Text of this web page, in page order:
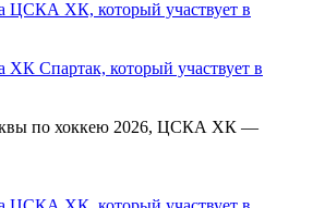
по хоккею 2026, ЦСКА ХК —